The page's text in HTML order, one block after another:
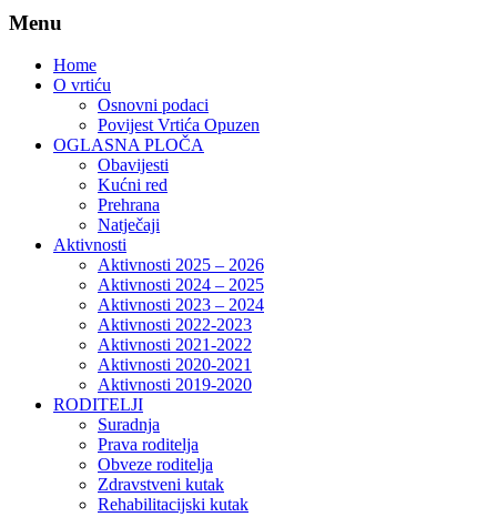
Menu
Home
O vrtiću
Osnovni podaci
Povijest Vrtića Opuzen
OGLASNA PLOČA
Obavijesti
Kućni red
Prehrana
Natječaji
Aktivnosti
Aktivnosti 2025 – 2026
Aktivnosti 2024 – 2025
Aktivnosti 2023 – 2024
Aktivnosti 2022-2023
Aktivnosti 2021-2022
Aktivnosti 2020-2021
Aktivnosti 2019-2020
RODITELJI
Suradnja
Prava roditelja
Obveze roditelja
Zdravstveni kutak
Rehabilitacijski kutak